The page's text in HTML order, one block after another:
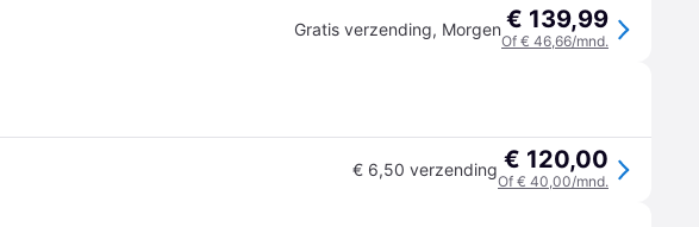
Gratis verzending, Morgen € 139,99
Of € 46,66/mnd.
€ 6,50 verzending € 120,00
Of € 40,00/mnd.